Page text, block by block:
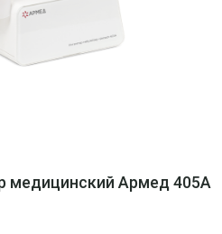
медицинский Армед 405A